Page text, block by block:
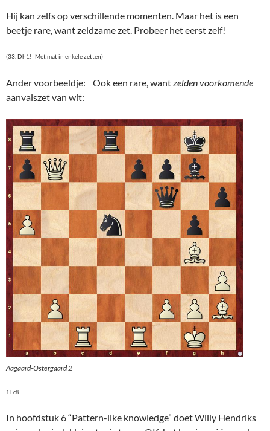
Hij kan zelfs op verschillende momenten. Maar het is een
beetje rare, want zeldzame zet. Probeer het eerst zelf!
(33. Dh1! Met mat in enkele zetten)
Ander voorbeeldje: Ook een rare, wantzelden voorkomende
aanvalszet van wit:
Aagaard-Ostergaard 2
1.Lc8
In hoofdstuk 6 “Pattern-like knowledge” doet Willy Hendriks